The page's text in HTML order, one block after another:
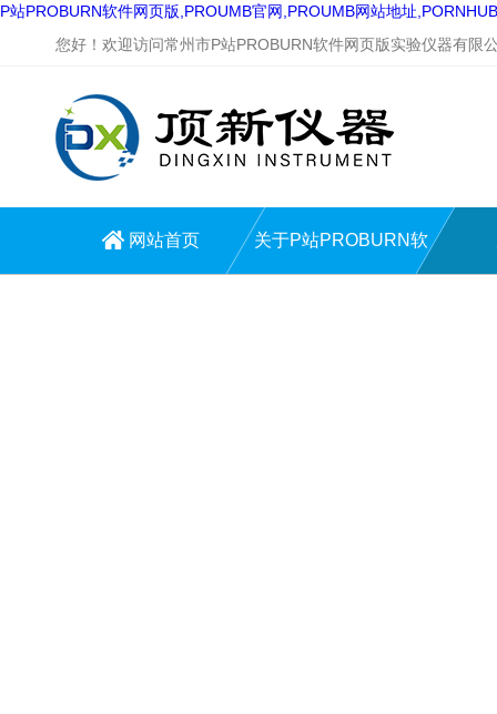
P站PROBURN软件网页版,PROUMB官网,PROUMB网站地址
您好！欢迎访问常州市P站PROBURN软件网页版实验仪器有限公
网站首页 关于P站PROBURN软